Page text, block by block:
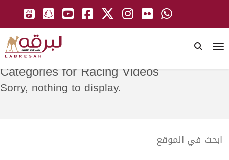
Categories for Racing Videos
Sorry, nothing to display.